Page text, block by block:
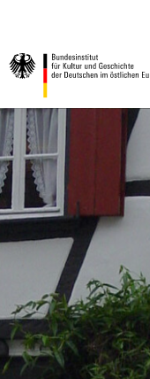
Zurück zur Startseite